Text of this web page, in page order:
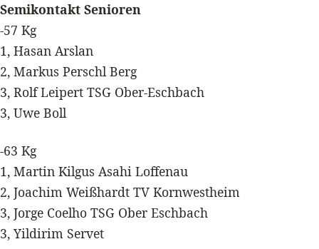
Semikontakt Senioren
-57 Kg
1, Hasan Arslan
2, Markus Perschl Berg
3, Rolf Leipert TSG Ober-Eschbach
3, Uwe Boll
-63 Kg
1, Martin Kilgus Asahi Loffenau
2, Joachim Weißhardt TV Kornwestheim
3, Jorge Coelho TSG Ober Eschbach
3, Yildirim Servet